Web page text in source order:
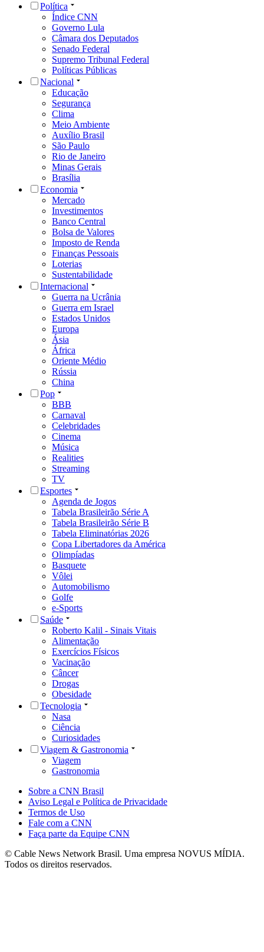
Política
Índice CNN
Governo Lula
Câmara dos Deputados
Senado Federal
Supremo Tribunal Federal
Políticas Públicas
Nacional
Educação
Segurança
Clima
Meio Ambiente
Auxílio Brasil
São Paulo
Rio de Janeiro
Minas Gerais
Brasília
Economia
Mercado
Investimentos
Banco Central
Bolsa de Valores
Imposto de Renda
Finanças Pessoais
Loterias
Sustentabilidade
Internacional
Guerra na Ucrânia
Guerra em Israel
Estados Unidos
Europa
Ásia
África
Oriente Médio
Rússia
China
Pop
BBB
Carnaval
Celebridades
Cinema
Música
Realities
Streaming
TV
Esportes
Agenda de Jogos
Tabela Brasileirão Série A
Tabela Brasileirão Série B
Tabela Eliminatórias 2026
Copa Libertadores da América
Olimpíadas
Basquete
Vôlei
Automobilismo
Golfe
e-Sports
Saúde
Roberto Kalil - Sinais Vitais
Alimentação
Exercícios Físicos
Vacinação
Câncer
Drogas
Obesidade
Tecnologia
Nasa
Ciência
Curiosidades
Viagem & Gastronomia
Viagem
Gastronomia
Sobre a CNN Brasil
Aviso Legal e Política de Privacidade
Termos de Uso
Fale com a CNN
Faça parte da Equipe CNN
© Cable News Network Brasil. Uma empresa NOVUS MÍDIA.
Todos os direitos reservados.